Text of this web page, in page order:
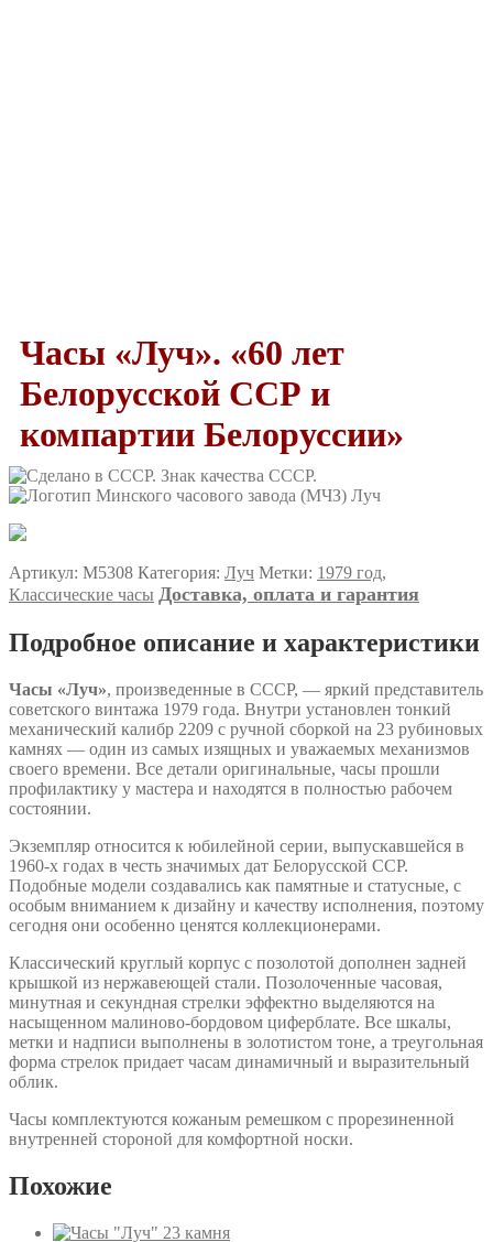
Часы «Луч». «60 лет
Белорусской ССР и
компартии Белоруссии»
Артикул: М5308 Категория: Луч Метки: 1979 год,
Классические часы Доставка, оплата и гарантия
Подробное описание и характеристики
Часы «Луч», произведенные в СССР, — яркий представитель
советского винтажа 1979 года. Внутри установлен тонкий
механический калибр 2209 с ручной сборкой на 23 рубиновых
камнях — один из самых изящных и уважаемых механизмов
своего времени. Все детали оригинальные, часы прошли
профилактику у мастера и находятся в полностью рабочем
состоянии.
Экземпляр относится к юбилейной серии, выпускавшейся в
1960-х годах в честь значимых дат Белорусской ССР.
Подобные модели создавались как памятные и статусные, с
особым вниманием к дизайну и качеству исполнения, поэтому
сегодня они особенно ценятся коллекционерами.
Классический круглый корпус с позолотой дополнен задней
крышкой из нержавеющей стали. Позолоченные часовая,
минутная и секундная стрелки эффектно выделяются на
насыщенном малиново-бордовом циферблате. Все шкалы,
метки и надписи выполнены в золотистом тоне, а треугольная
форма стрелок придает часам динамичный и выразительный
облик.
Часы комплектуются кожаным ремешком с прорезиненной
внутренней стороной для комфортной носки.
Похожие